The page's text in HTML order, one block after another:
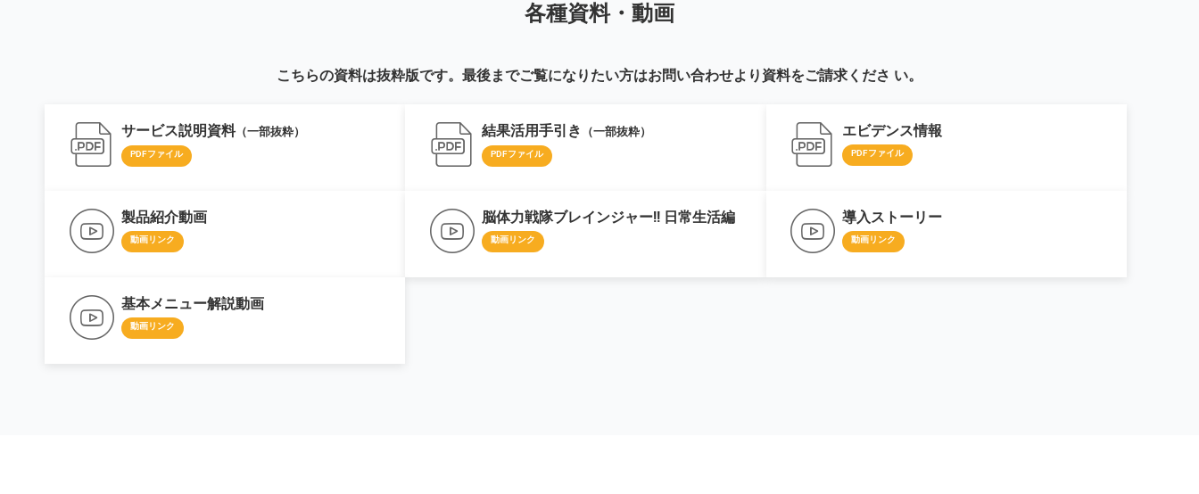
各種資料・動画
こちらの資料は抜粋版です。最後までご覧になりたい方はお問い合わせより資料をご請求くださ い。
サービス説明資料（一部抜粋）
PDFファイル
結果活用手引き （一部抜粋）
PDFファイル
エビデンス情報
PDFファイル
製品紹介動画
動画リンク
脳体力戦隊ブレインジャー!! 日常生活編
動画リンク
導入ストーリー
動画リンク
基本メニュー解説動画
動画リンク